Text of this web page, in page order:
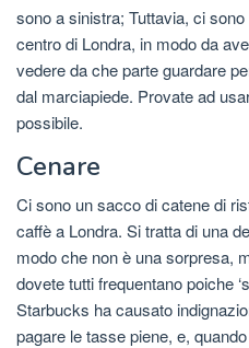
sono a sinistra; Tuttavia, ci
centro di Londra, in modo da
vedere da che parte guardare
dal marciapiede. Provate ad
possibile.
Cenare
Ci sono un sacco di catene di
caffè a Londra. Si tratta di una
modo che non è una sorpresa,
dovete tutti frequentano poiche
Starbucks ha causato
pagare le tasse piene, e,